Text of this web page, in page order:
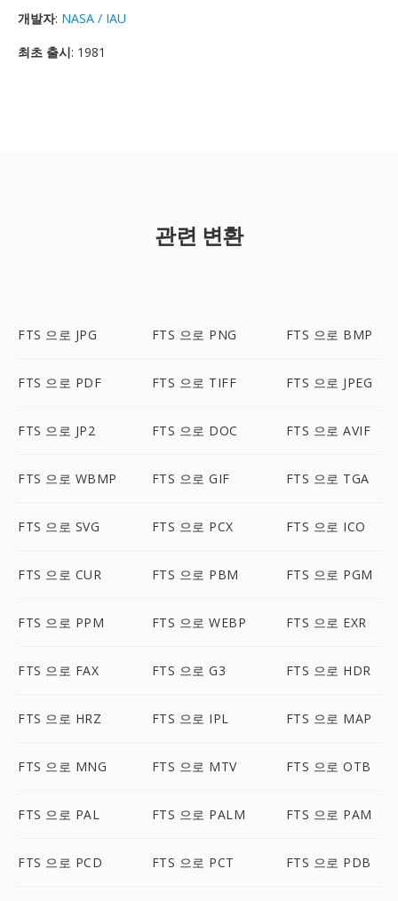
개발자: NASA / IAU
최초 출시: 1981
관련 변환
FTS 으로 JPG FTS 으로 PNG FTS 으로 BMP
FTS 으로 PDF FTS 으로 TIFF FTS 으로 JPEG
FTS 으로 JP2 FTS 으로 DOC FTS 으로 AVIF
FTS 으로 WBMP FTS 으로 GIF FTS 으로 TGA
FTS 으로 SVG FTS 으로 PCX FTS 으로 ICO
FTS 으로 CUR FTS 으로 PBM FTS 으로 PGM
FTS 으로 PPM FTS 으로 WEBP FTS 으로 EXR
FTS 으로 FAX FTS 으로 G3 FTS 으로 HDR
FTS 으로 HRZ FTS 으로 IPL FTS 으로 MAP
FTS 으로 MNG FTS 으로 MTV FTS 으로 OTB
FTS 으로 PAL FTS 으로 PALM FTS 으로 PAM
FTS 으로 PCD FTS 으로 PCT FTS 으로 PDB